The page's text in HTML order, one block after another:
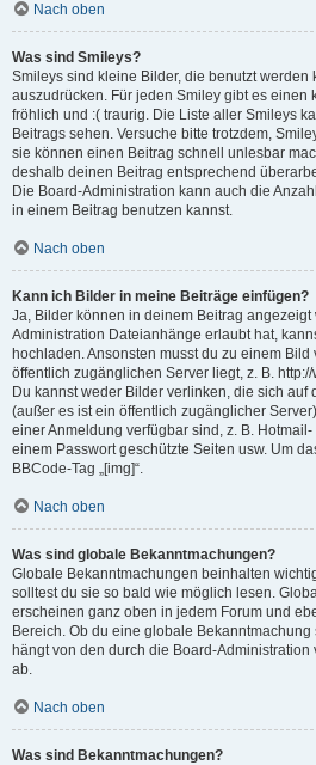
Nach oben
Was sind Smileys?
Smileys sind kleine Bilder, die benutzt werden
auszudrücken. Für jeden Smiley gibt es einen
fröhlich und :( traurig. Die Liste aller Smileys
Beitrags sehen. Versuche bitte trotzdem,
sie können einen Beitrag schnell unlesbar
deshalb deinen Beitrag entsprechend
Die Board-Administration kann auch die
in einem Beitrag benutzen kannst.
Nach oben
Kann ich Bilder in meine Beiträge einfügen?
Ja, Bilder können in deinem Beitrag angezeigt
Administration Dateianhänge erlaubt hat,
hochladen. Ansonsten musst du zu einem
öffentlich zugänglichen Server liegt, z. B.
Du kannst weder Bilder verlinken, die sich auf
(außer es ist ein öffentlich zugänglicher
einer Anmeldung verfügbar sind, z. B.
einem Passwort geschützte Seiten usw. Um
BBCode-Tag „[img]“.
Nach oben
Was sind globale Bekanntmachungen?
Globale Bekanntmachungen beinhalten
solltest du sie so bald wie möglich lesen.
erscheinen ganz oben in jedem Forum und
Bereich. Ob du eine globale
hängt von den durch die Board-
ab.
Nach oben
Was sind Bekanntmachungen?